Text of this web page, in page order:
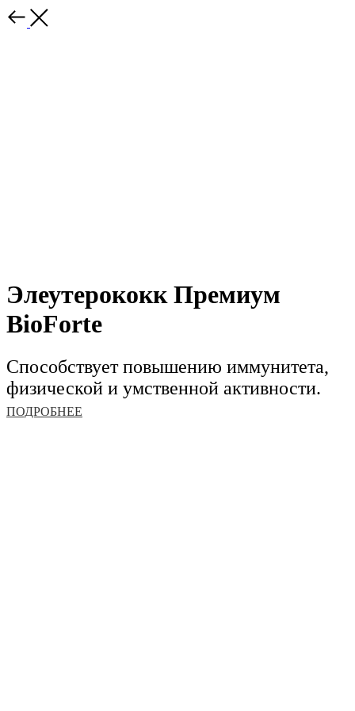
Элеутерококк Премиум
BioForte
Способствует повышению иммунитета,
физической и умственной активности.
ПОДРОБНЕЕ